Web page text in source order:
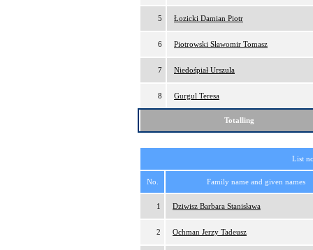
5 Łozicki Damian Piotr
6 Piotrowski Sławomir Tomasz
7 Niedośpiał Urszula
8 Gurgul Teresa
Totalling
List
No. Family name and given names
1 Dziwisz Barbara Stanisława
2 Ochman Jerzy Tadeusz